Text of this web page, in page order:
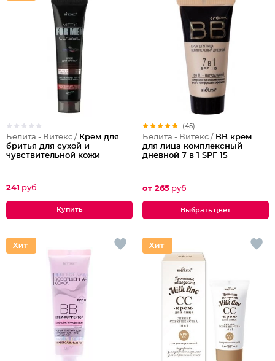
Белита - Витекс / Крем для
бритья для сухой и
чувствительной кожи
241 руб
(45)
Белита - Витекс / BB крем
для лица комплексный
дневной 7 в 1 SPF 15
от 265 руб
Выбрать цвет